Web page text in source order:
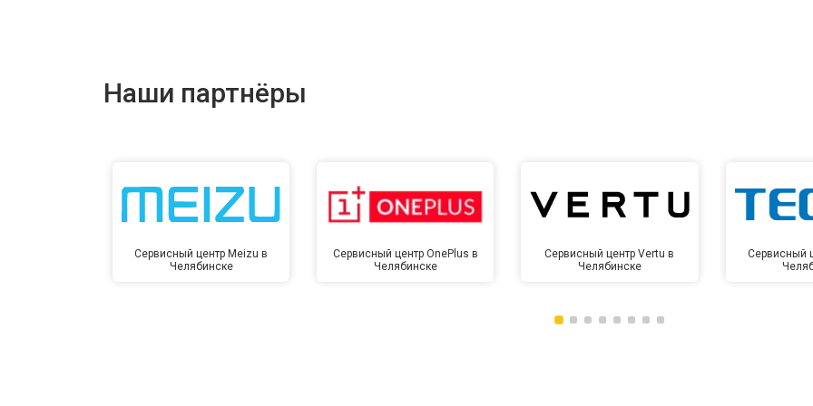
Наши партнёры
Сервисный центр Meizu в
Челябинске
Сервисный центр OnePlus в
Челябинске
Сервисный центр Vertu в
Челябинске
Сервисный